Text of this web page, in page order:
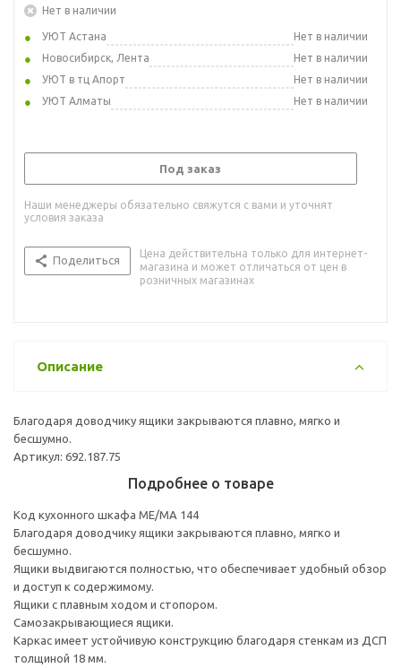
Нет в наличии
УЮТ Астана
Нет в наличии
Новосибирск, Лента
Нет в наличии
УЮТ в тц Апорт
Нет в наличии
УЮТ Алматы
Нет в наличии
Под заказ
Наши менеджеры обязательно свяжутся с вами и уточнят
условия заказа
Поделиться
Цена действительна только для интернет-
магазина и может отличаться от цен в
розничных магазинах
Описание
Благодаря доводчику ящики закрываются плавно, мягко и
бесшумно.
Артикул: 692.187.75
Подробнее о товаре
Код кухонного шкафа ME/MA 144
Благодаря доводчику ящики закрываются плавно, мягко и
бесшумно.
Ящики выдвигаются полностью, что обеспечивает удобный обзор
и доступ к содержимому.
Ящики с плавным ходом и стопором.
Самозакрывающиеся ящики.
Каркас имеет устойчивую конструкцию благодаря стенкам из ДСП
толщиной 18 мм.